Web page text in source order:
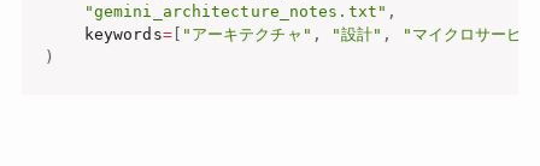
"gemini_architecture_notes.txt" ,
    keywords
=[ "アーキテクチャ" , "設計" ,
"マイクロサービ
)